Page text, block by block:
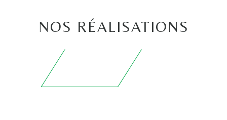
NOS RÉALISATIONS